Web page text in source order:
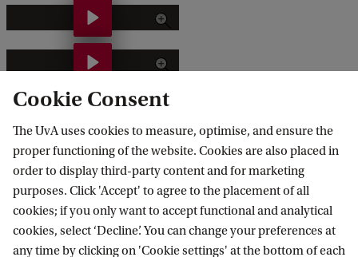
S
a
o
n
E
n
g
i
m
e
E
e
a
a
a
o
p
e
a
F
G
w
O
Responsible Digital Transformations
Cookie Consent
The UvA uses cookies to measure, optimise, and ensure the
proper functioning of the website. Cookies are also placed in
order to display third-party content and for marketing
purposes. Click 'Accept' to agree to the placement of all
cookies; if you only want to accept functional and analytical
cookies, select ‘Decline’. You can change your preferences at
any time by clicking on 'Cookie settings' at the bottom of each